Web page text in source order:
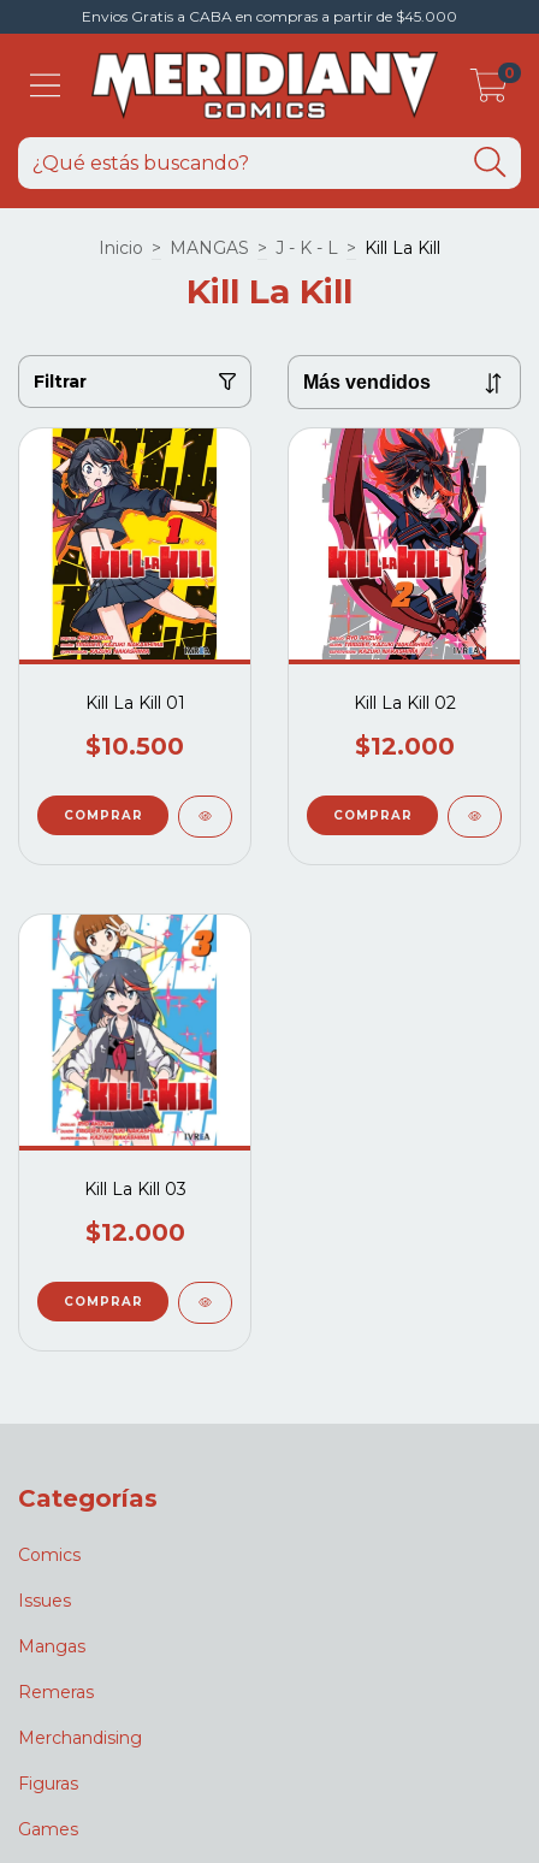
Envios Gratis a CABA en compras a partir de $45.000
0
Inicio > MANGAS > J - K - L > Kill La Kill
Kill La Kill
Filtrar
Kill La Kill 01
$10.500
Kill La Kill 02
$12.000
Kill La Kill 03
$12.000
Categorías
Comics
Issues
Mangas
Remeras
Merchandising
Figuras
Games